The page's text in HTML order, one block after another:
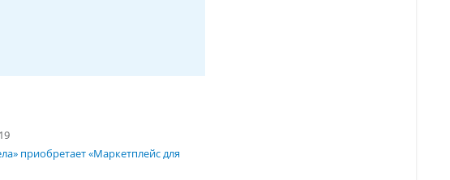
приобретает «Маркетплейс для